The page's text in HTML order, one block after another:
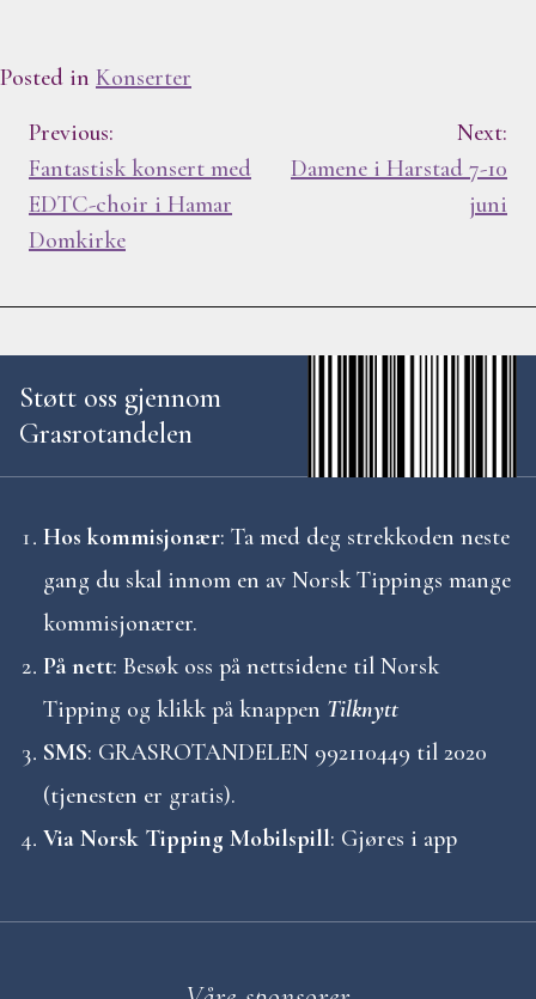
Posted in Konserter
I
n
n
l
e
g
g
s
n
a
v
i
g
Previous:
Fantastisk konsert med
EDTC-choir i Hamar
Domkirke
Next:
Damene i Harstad 7-10
juni
Støtt oss gjennom
Grasrotandelen
Hos kommisjonær: Ta med deg strekkoden neste
gang du skal innom en av Norsk Tippings mange
kommisjonærer.
På nett: Besøk oss på nettsidene til Norsk
Tipping og klikk på knappen Tilknytt
SMS: GRASROTANDELEN 992110449 til 2020
(tjenesten er gratis).
Via Norsk Tipping Mobilspill: Gjøres i app